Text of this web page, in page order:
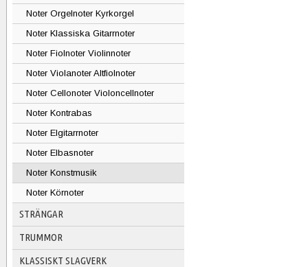
Noter Orgelnoter Kyrkorgel
Noter Klassiska Gitarrnoter
Noter Fiolnoter Violinnoter
Noter Violanoter Altfiolnoter
Noter Cellonoter Violoncellnoter
Noter Kontrabas
Noter Elgitarrnoter
Noter Elbasnoter
Noter Konstmusik
Noter Körnoter
STRÄNGAR
TRUMMOR
KLASSISKT SLAGVERK